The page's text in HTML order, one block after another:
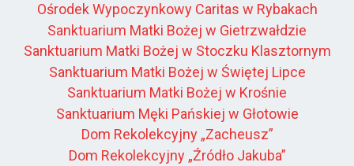
Ośrodek Wypoczynkowy Caritas w Rybakach
Sanktuarium Matki Bożej w Gietrzwałdzie
Sanktuarium Matki Bożej w Stoczku Klasztornym
Sanktuarium Matki Bożej w Świętej Lipce
Sanktuarium Matki Bożej w Krośnie
Sanktuarium Męki Pańskiej w Głotowie
Dom Rekolekcyjny „Zacheusz”
Dom Rekolekcyjny „Źródło Jakuba”